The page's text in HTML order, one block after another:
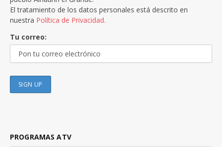
El tratamiento de los datos personales está descrito en
nuestra Política de Privacidad.
Tu correo:
PROGRAMAS ATV